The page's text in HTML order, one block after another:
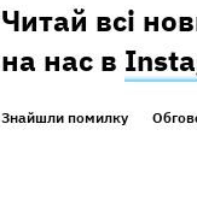
Читай всі
на нас в
Знайшли помилку